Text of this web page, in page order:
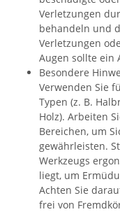
Verletzungen
behandeln und
Verletzungen
Augen sollte ein
Besondere
Verwenden Sie
Typen (z. B.
Holz). Arbeiten
Bereichen, um
gewährleisten.
Werkzeugs
liegt, um
Achten Sie
frei von